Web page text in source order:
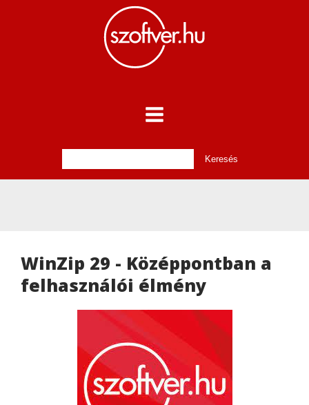
WinZip 29 - Középpontban a
felhasználói élmény